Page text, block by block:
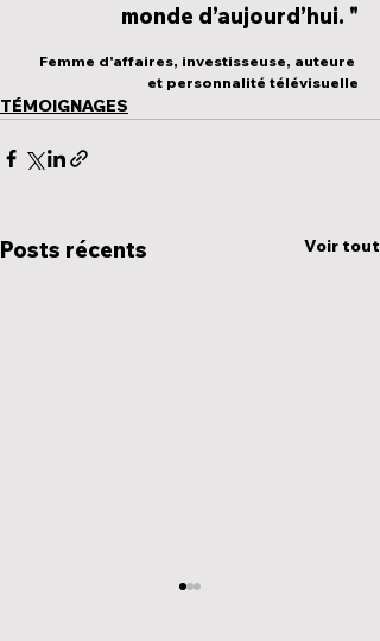
monde d’aujourd’hui. "
Femme d'affaires, investisseuse, auteure
et personnalité télévisuelle
TÉMOIGNAGES
Posts récents Voir tout